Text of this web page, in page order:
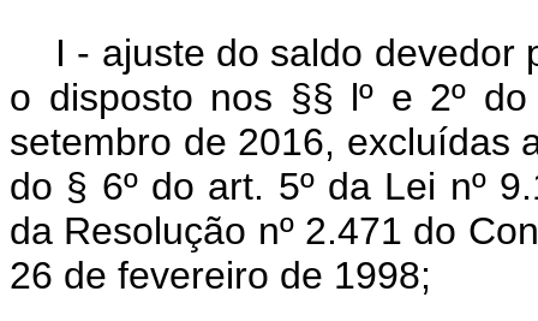
I - ajuste do saldo devedor
o disposto nos §§ lº e 2º
setembro de 2016, excluídas
do § 6º do art. 5º da Lei nº
da Resolução nº 2.471 do
26 de fevereiro de 1998;